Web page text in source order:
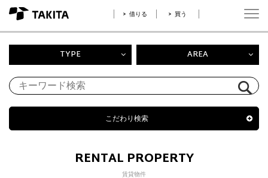
借りる 買う
TYPE AREA
こだわり検索
RENTAL PROPERTY
賃貸物件